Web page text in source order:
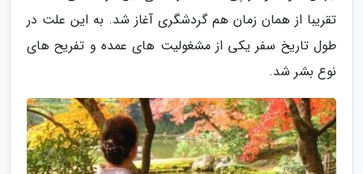
تقریبا از همان زمان هم گردشگری آغاز شد. به این علت در
طول تاریخ سفر یکی از مشغولیت های عمده و تفریح های
نوع بشر شد.